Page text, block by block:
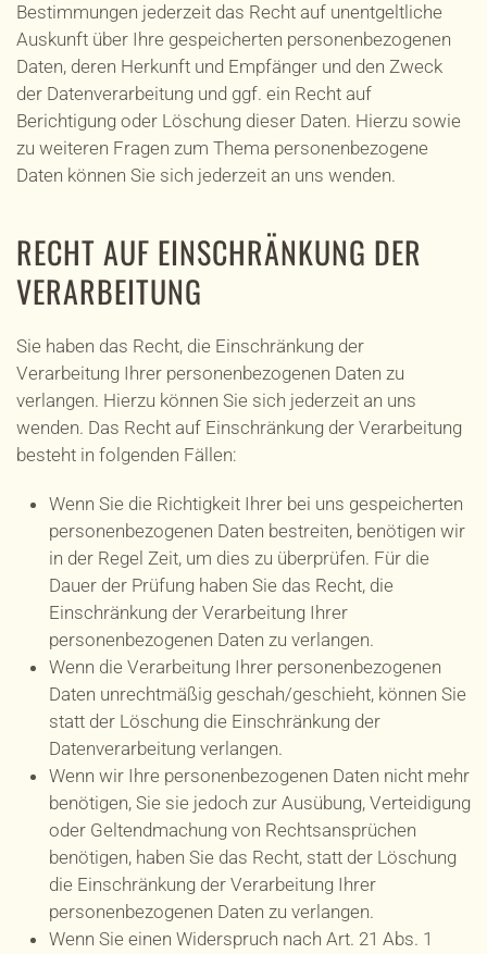
Bestimmungen jederzeit das Recht auf unentgeltliche
Auskunft über Ihre gespeicherten personenbezogenen
Daten, deren Herkunft und Empfänger und den Zweck
der Datenverarbeitung und ggf. ein Recht auf
Berichtigung oder Löschung dieser Daten. Hierzu sowie
zu weiteren Fragen zum Thema personenbezogene
Daten können Sie sich jederzeit an uns wenden.
RECHT AUF EINSCHRÄNKUNG DER
VERARBEITUNG
Sie haben das Recht, die Einschränkung der
Verarbeitung Ihrer personenbezogenen Daten zu
verlangen. Hierzu können Sie sich jederzeit an uns
wenden. Das Recht auf Einschränkung der Verarbeitung
besteht in folgenden Fällen:
Wenn Sie die Richtigkeit Ihrer bei uns gespeicherten
personenbezogenen Daten bestreiten, benötigen wir
in der Regel Zeit, um dies zu überprüfen. Für die
Dauer der Prüfung haben Sie das Recht, die
Einschränkung der Verarbeitung Ihrer
personenbezogenen Daten zu verlangen.
Wenn die Verarbeitung Ihrer personenbezogenen
Daten unrechtmäßig geschah/geschieht, können Sie
statt der Löschung die Einschränkung der
Datenverarbeitung verlangen.
Wenn wir Ihre personenbezogenen Daten nicht mehr
benötigen, Sie sie jedoch zur Ausübung, Verteidigung
oder Geltendmachung von Rechtsansprüchen
benötigen, haben Sie das Recht, statt der Löschung
die Einschränkung der Verarbeitung Ihrer
personenbezogenen Daten zu verlangen.
Wenn Sie einen Widerspruch nach Art. 21 Abs. 1